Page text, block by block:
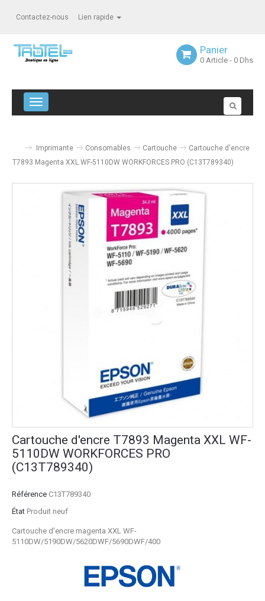
Contactez-nous Lien rapide
Panier
0 Article - 0 Dhs
Navigation bascule
Imprimante Consomables Cartouche
Cartouche d'encre
T7893 Magenta XXL WF-5110DW WORKFORCES PRO (C13T789340)
Cartouche d'encre T7893 Magenta XXL WF-
5110DW WORKFORCES PRO
(C13T789340)
Référence C13T789340
État Produit neuf
Cartouche d'encre magenta XXL WF-
5110DW/5190DW/5620DWF/5690DWF/400